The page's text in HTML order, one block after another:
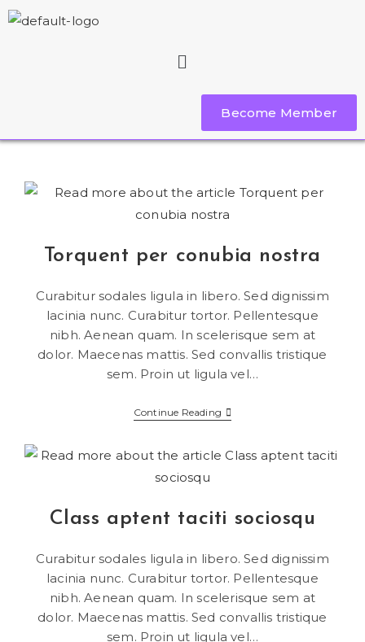
Become Member
Torquent per conubia nostra
Curabitur sodales ligula in libero. Sed dignissim
lacinia nunc. Curabitur tortor. Pellentesque
nibh. Aenean quam. In scelerisque sem at
dolor. Maecenas mattis. Sed convallis tristique
sem. Proin ut ligula vel…
Continue Reading
Class aptent taciti sociosqu
Curabitur sodales ligula in libero. Sed dignissim
lacinia nunc. Curabitur tortor. Pellentesque
nibh. Aenean quam. In scelerisque sem at
dolor. Maecenas mattis. Sed convallis tristique
sem. Proin ut ligula vel…